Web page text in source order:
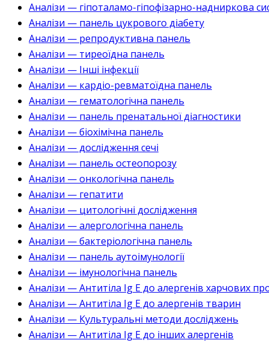
Аналізи — гіпоталамо-гіпофізарно-надниркова
Аналізи — панель цукрового діабету
Аналізи — репродуктивна панель
Аналізи — тиреоїдна панель
Аналізи — Інші інфекції
Аналізи — кардіо-ревматоїдна панель
Аналізи — гематологічна панель
Аналізи — панель пренатальної діагностики
Аналізи — біохімічна панель
Аналізи — дослідження сечі
Аналізи — панель остеопорозу
Аналізи — онкологічна панель
Аналізи — гепатити
Аналізи — цитологічні дослідження
Аналізи — алергологічна панель
Аналізи — бактеріологічна панель
Аналізи — панель аутоімунології
Аналізи — імунологічна панель
Аналізи — Антитіла Ig E до алергенів харчових
Аналізи — Антитіла Ig E до алергенів тварин
Аналізи — Культуральні методи досліджень
Аналізи — Антитіла Ig E до інших алергенів